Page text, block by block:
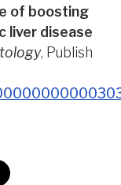
of boosting
liver disease
, Publish